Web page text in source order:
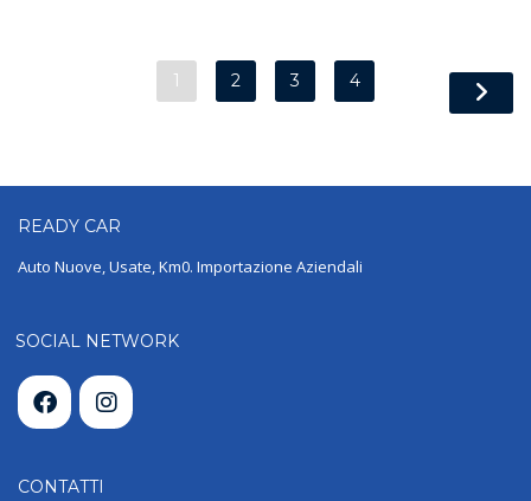
1 2 3 4
READY CAR
Auto Nuove, Usate, Km0. Importazione Aziendali
SOCIAL NETWORK
CONTATTI